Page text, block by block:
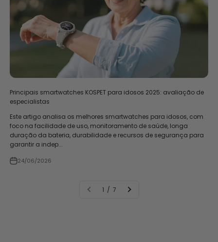
Principais smartwatches KOSPET para idosos 2025: avaliação de
especialistas
Este artigo analisa os melhores smartwatches para idosos, com
foco na facilidade de uso, monitoramento de saúde, longa
duração da bateria, durabilidade e recursos de segurança para
garantir a indep...
24/06/2026
1 / 7